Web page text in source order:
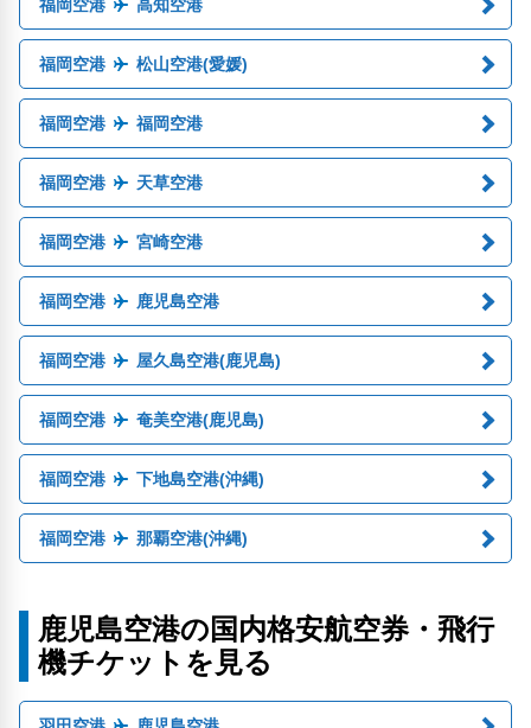
福岡空港 高知空港
福岡空港 松山空港(愛媛)
福岡空港 福岡空港
福岡空港 天草空港
福岡空港 宮崎空港
福岡空港 鹿児島空港
福岡空港 屋久島空港(鹿児島)
福岡空港 奄美空港(鹿児島)
福岡空港 下地島空港(沖縄)
福岡空港 那覇空港(沖縄)
鹿児島空港の国内格安航空券・飛行
機チケットを見る